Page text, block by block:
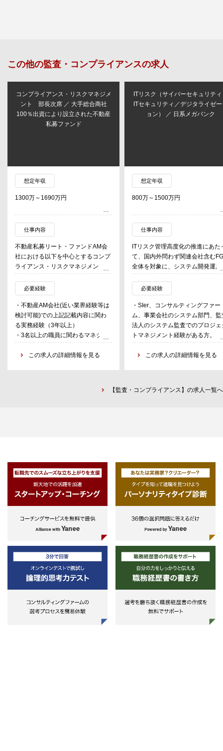
この他の監査・コンプライアンスの求人
コンプライアンス・リスクマネジメ
ント 部長次席 ／ 大手総合商社
100％出資により設立された不動産
私募ファンド
想定年収
1300万～1690万円
仕事内容
不動産私募リート・ファンドAM会
社における以下を中心とするコンプ
ライアンス・リスクマネジメント関
連業務につき、部長次席として自ら
又は部下をマネジメントして遂行
《コンプライアンス関連業務》
・利害関係者取引に関する審議委員
会の運営及び検証
・研修等の全社コンプライアンス施
策の立案及び実施
態勢整備の強化及び運営（法定帳
必要経験
・不動産AM会社(近い業界経験等は
検討可能)での上記記載内容に関わ
る実務経験（3年以上）
・3名以上の職員に関わるマネジメ
ント経験（3年以上）
この求人の詳細情報を見る
ITリスク（サイバーセキュリティ
ITセキュリティ／デジタライゼー
ョン） ／ 日系メガバンク
想定年収
800万～1500万円
仕事内容
ITリスク管理高度化の推進にあた
て、国内外問わず関連会社含むFG
全体を対象に、システム開発運用
守について、モニタリング・レビ
ー&チャレンジ（妥当性の検証）
実施。
必要経験
・SIer、コンサルティングファー
ム、事業会社のシステム部門、監
法人のシステム監査でのプロジェ
トマネジメント経験がある方。
・以下、いずれか必須
-サイバー、ITセキュリティい
に関する何らかの知見がある方。
この求人の詳細情報を見る
【監査・コンプライアンス】の求人一覧へ